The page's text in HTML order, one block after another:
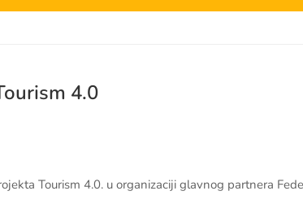
4.0
Tourism 4.0. u organizaciji glavnog partnera